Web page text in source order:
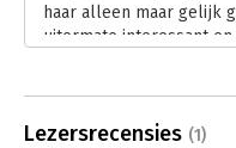
haar alleen maar gelijk
uitermate interessant en
Lezersrecensies (1)